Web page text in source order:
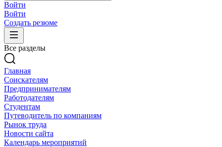
Войти
Войти
Создать резюме
Все разделы
Главная
Соискателям
Предпринимателям
Работодателям
Студентам
Путеводитель по компаниям
Рынок труда
Новости сайта
Календарь мероприятий